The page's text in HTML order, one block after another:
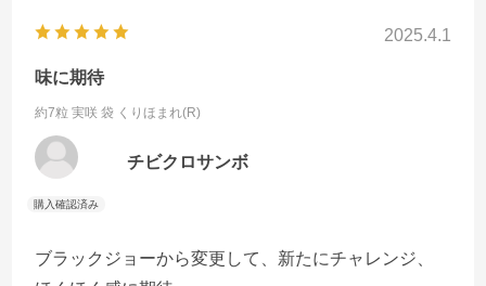
2025.4.1
味に期待
約7粒 実咲 袋 くりほまれ(R)
チビクロサンボ
ブラックジョーから変更して、新たにチャレンジ、